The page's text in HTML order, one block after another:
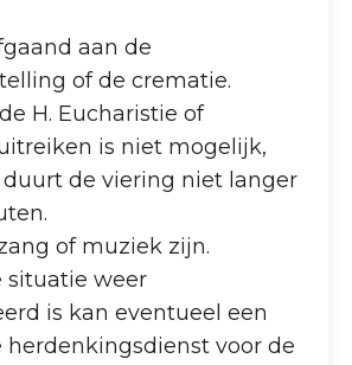
aan de
of de crematie.
H. Eucharistie of
is niet mogelijk,
de viering niet langer
of muziek zijn.
situatie weer
is kan eventueel een
herdenkingsdienst voor de